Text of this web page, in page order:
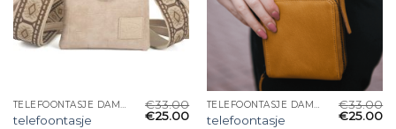
TELEFOONTASJE DAMES
telefoontasje
€33.00
€25.00
TELEFOONTASJE DAMES
telefoontasje
€33.00
€25.00